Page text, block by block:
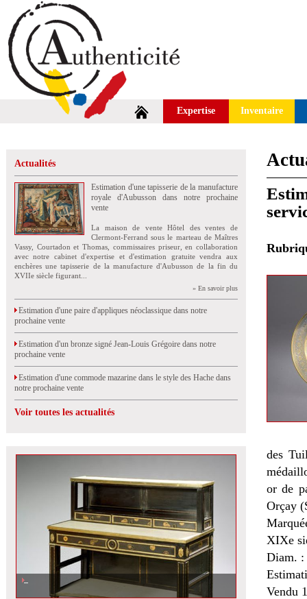
Expertise Inventaire
Actualités
Estimation d'une tapisserie de la manufacture
royale d'Aubusson dans notre prochaine
vente
La maison de vente Hôtel des ventes de
Clermont-Ferrand sous le marteau de Maîtres
Vassy, Courtadon et Thomas, commissaires priseur, en collaboration
avec notre cabinet d'expertise et d'estimation gratuite vendra aux
enchères une tapisserie de la manufacture d'Aubusson de la fin du
XVIIe siècle figurant...
» En savoir plus
Estimation d'une paire d'appliques néoclassique dans notre
prochaine vente
Estimation d'un bronze signé Jean-Louis Grégoire dans notre
prochaine vente
Estimation d'une commode mazarine dans le style des Hache dans
notre prochaine vente
Voir toutes les actualités
des
or de
Orçay
XIXe
Diam. :
Vendu